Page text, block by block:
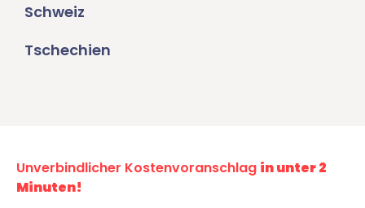
Schweiz
Tschechien
Unverbindlicher Kostenvoranschlag in unter 2
Minuten!